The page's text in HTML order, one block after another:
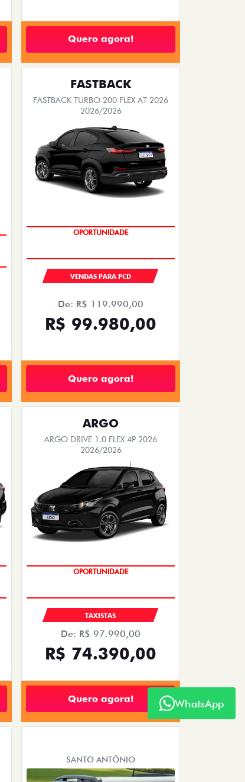
Quero agora!
FASTBACK
FASTBACK TURBO 200 FLEX AT 2026
2026/2026
OPORTUNIDADE
VENDAS PARA PCD
De: R$ 119.990,00
R$ 99.980,00
Quero agora!
ARGO
ARGO DRIVE 1.0 FLEX 4P 2026
2026/2026
OPORTUNIDADE
TAXISTAS
De: R$ 97.990,00
R$ 74.390,00
Quero agora!
SANTO ANTÔNIO
WhatsApp